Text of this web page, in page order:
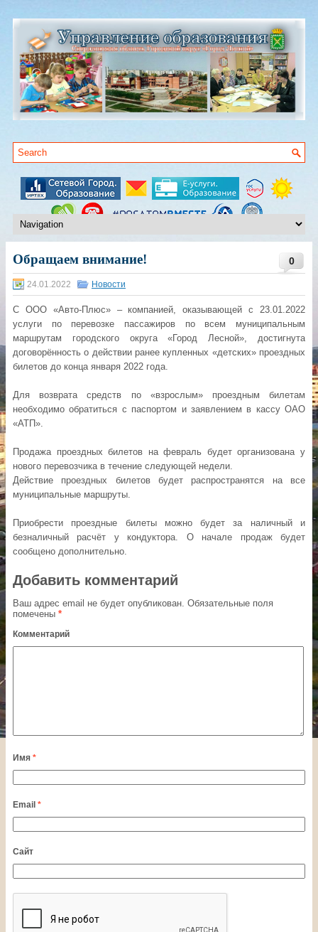
0
Обращаем внимание!
24.01.2022 Новости
С ООО «Авто-Плюс» – компанией, оказывающей с 23.01.2022
услуги по перевозке пассажиров по всем муниципальным
маршрутам городского округа «Город Лесной», достигнута
договорённость о действии ранее купленных «детских» проездных
билетов до конца января 2022 года.
Для возврата средств по «взрослым» проездным билетам
необходимо обратиться с паспортом и заявлением в кассу ОАО
«АТП».
Продажа проездных билетов на февраль будет организована у
нового перевозчика в течение следующей недели.
Действие проездных билетов будет распространятся на все
муниципальные маршруты.
Приобрести проездные билеты можно будет за наличный и
безналичный расчёт у кондуктора. О начале продаж будет
сообщено дополнительно.
Добавить комментарий
Ваш адрес email не будет опубликован. Обязательные поля
помечены *
Комментарий
Имя *
Email *
Сайт